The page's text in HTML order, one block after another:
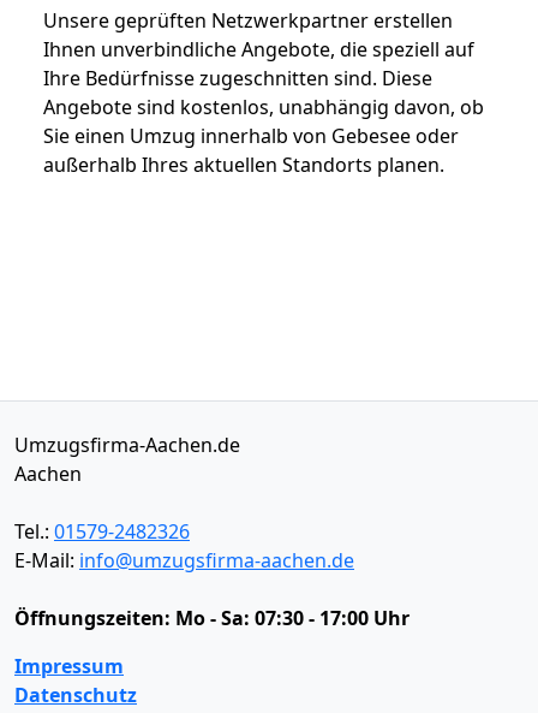
Unsere geprüften Netzwerkpartner erstellen
Ihnen unverbindliche Angebote, die speziell auf
Ihre Bedürfnisse zugeschnitten sind. Diese
Angebote sind kostenlos, unabhängig davon, ob
Sie einen Umzug innerhalb von Gebesee oder
außerhalb Ihres aktuellen Standorts planen.
Umzugsfirma-Aachen.de
Aachen
Tel.: 01579-2482326
E-Mail: info@umzugsfirma-aachen.de
Öffnungszeiten: Mo - Sa: 07:30 - 17:00 Uhr
Impressum
Datenschutz